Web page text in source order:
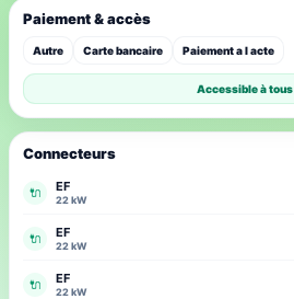
Connecteurs
🔌 EF
22 kW
🔌 EF
22 kW
🔌 EF
22 kW
Paiement & accès
Autre Carte bancaire Paiement a l acte
Accessible à tous